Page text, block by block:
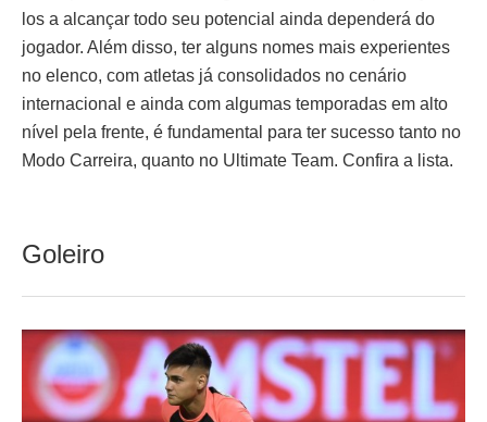
los a alcançar todo seu potencial ainda dependerá do
jogador. Além disso, ter alguns nomes mais experientes
no elenco, com atletas já consolidados no cenário
internacional e ainda com algumas temporadas em alto
nível pela frente, é fundamental para ter sucesso tanto no
Modo Carreira, quanto no Ultimate Team. Confira a lista.
Goleiro